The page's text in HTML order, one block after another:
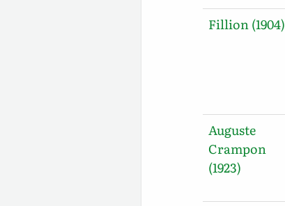
Fillion (1904)
Auguste
Crampon
(1923)